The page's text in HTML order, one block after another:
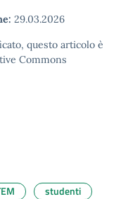
29.03.2026
questo articolo è
Commons
studenti